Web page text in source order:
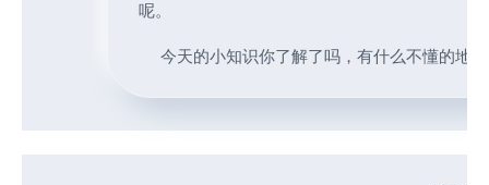
呢。
今天的小知识你了解了吗，有什么不懂的地